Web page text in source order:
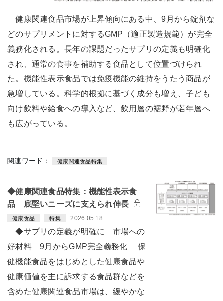
健康関連食品市場が上昇傾向にある中、9月から錠剤な
どのサプリメントに対するGMP（適正製造規範）が完全
義務化される。長年の課題だったサプリの定義も明確化
され、通常の食事を補助する食品として位置づけられ
た。機能性表示食品では免疫機能の維持をうたう商品が
急増している。科学的根拠に基づく成分も増え、子ども
向け飲料や給食への導入など、飲用層の裾野が若年層へ
も広がっている。
関連ワード： 健康関連食品特集
◆健康関連食品特集：機能性表示食
品 底堅いニーズに支えられ伸長
健康食品 特集 2026.05.18
◆サプリの定義が明確に 市場への
好材料 9月からGMP完全義務化 保
健機能食品をはじめとした健康食品や
健康価値を主に訴求する食品群などを
含めた健康関連食品市場は、緩やかな